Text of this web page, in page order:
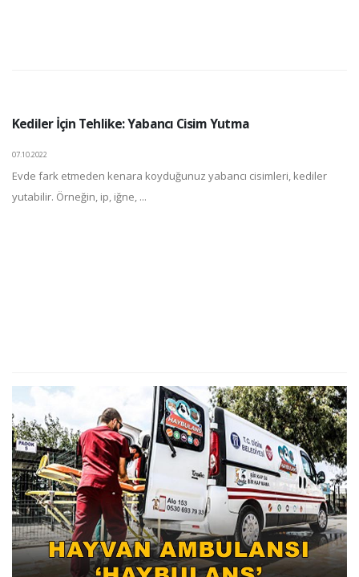
Kediler İçin Tehlike: Yabancı Cisim Yutma
07.10.2022
Evde fark etmeden kenara koyduğunuz yabancı cisimleri, kediler
yutabilir. Örneğin, ip, iğne, ...